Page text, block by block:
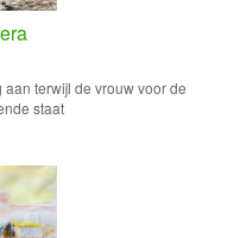
terwijl de vrouw voor de
staat